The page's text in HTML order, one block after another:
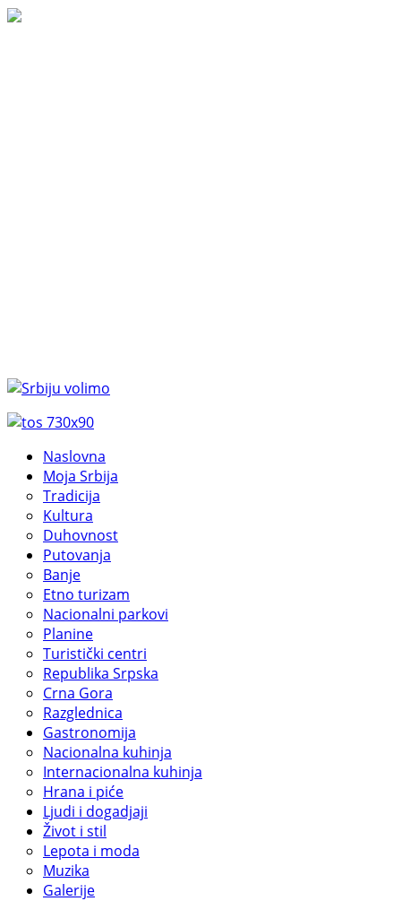
Naslovna
Moja Srbija
Tradicija
Kultura
Duhovnost
Putovanja
Banje
Etno turizam
Nacionalni parkovi
Planine
Turistički centri
Republika Srpska
Crna Gora
Razglednica
Gastronomija
Nacionalna kuhinja
Internacionalna kuhinja
Hrana i piće
Ljudi i dogadjaji
Život i stil
Lepota i moda
Muzika
Galerije